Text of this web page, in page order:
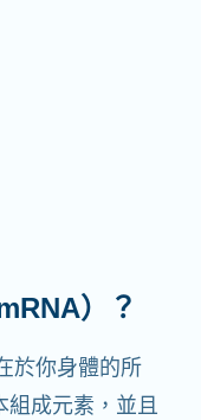
）？
於你身體的所
組成元素，並且